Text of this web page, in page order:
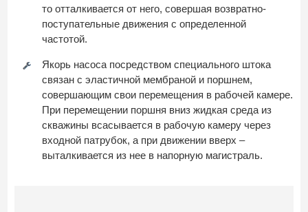
то отталкивается от него, совершая возвратно-
поступательные движения с определенной
частотой.
Якорь насоса посредством специального штока
связан с эластичной мембраной и поршнем,
совершающим свои перемещения в рабочей камере.
При перемещении поршня вниз жидкая среда из
скважины всасывается в рабочую камеру через
входной патрубок, а при движении вверх –
выталкивается из нее в напорную магистраль.